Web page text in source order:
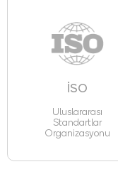
İSO
Uluslararası
Standartlar
Organizasyonu